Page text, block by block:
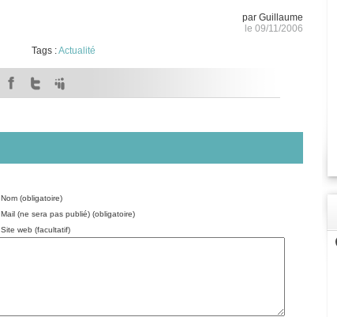
par Guillaume
le 09/11/2006
Tags :Actualité
Nom (obligatoire)
Mail (ne sera pas publié) (obligatoire)
Site web (facultatif)